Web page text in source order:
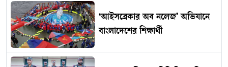
‘আইসব্রেকার অব নলেজ’ অভিযানে
বাংলাদেশের শিক্ষার্থী